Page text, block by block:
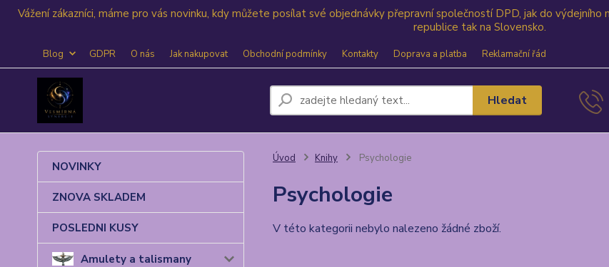
Vážení zákazníci, máme pro vás novinku, kdy můžete posílat své objednávky přepravní společností DPD, jak do
republice tak na Slovensko.
Blog GDPR O nás Jak nakupovat Obchodní podmínky Kontakty Doprava a platba Reklamační řád
Hledat
NOVINKY
ZNOVA SKLADEM
POSLEDNI KUSY
Amulety a talismany
Úvod Knihy Psychologie
Psychologie
V této kategorii nebylo nalezeno žádné zboží.